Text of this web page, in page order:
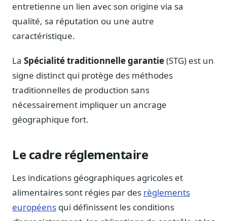
Guides pratiques
17 guides sur le Parlement, la procédure, le plaidoyer
Blog & Podcast Hémicycle
Analyses, méthodes, coulisses
Lexique parlementaire
1027 termes expliqués
Glossaire affaires publiques
Lexique par thème métier
23 flux indexés
Nouveautés produit
Le changelog mensuel
Ils utilisent Legiwatch
entretienne un lien avec son origine via sa
qualité, sa réputation ou une autre
caractéristique.
La Spécialité traditionnelle garantie(STG) est un
signe distinct qui protège des méthodes
traditionnelles de production sans
nécessairement impliquer un ancrage
géographique fort.
Le cadre réglementaire
Les indications géographiques agricoles et
alimentaires sont régies par des règlements
européens qui définissent les conditions